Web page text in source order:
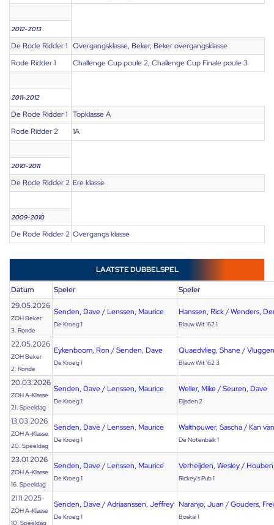
2012-2013
De Rode Ridder 1 Overgangsklasse, Beker, Beker overgangsklasse
Rode Ridder 1
Challenge Cup poule 2, Challenge Cup Finale poule 3
2011-2012
De Rode Ridder 1 Topklasse A
Rode Ridder 2
1A
2010-2011
De Rode Ridder 2 Ere klasse
2009-2010
De Rode Ridder 2 Overgangs klasse
LAATSTE DUBBELSPEL
Datum Speler
Speler
29.05.2026
ZOH Beker
3. Ronde
Senden, Dave/ Lenssen, Maurice
De Kroeg 1
Hanssen, Rick/Wenders,
Blauw Wit '62 1
22.05.2026
ZOH Beker
2. Ronde
Eykenboom, Ron /Senden, Dave
De Kroeg 1
Quaedvlieg, Shane/
Blauw Wit '62 3
20.03.2026
ZOH A-Klasse
21. Speeldag
Senden, Dave/ Lenssen, Maurice
De Kroeg 1
Weller, Mike/Seuren, Dave
Eijsden 2
13.03.2026
ZOH A-Klasse
20. Speeldag
Senden, Dave/ Lenssen, Maurice
De Kroeg 1
Walthouwer, Sascha/ Kan
De Notenbalk 1
23.01.2026
ZOH A-Klasse
16. Speeldag
Senden, Dave/ Lenssen, Maurice
De Kroeg 1
Verheijden, Wesley/
Rickey's Pub 1
21.11.2025
ZOH A-Klasse
10. Speeldag
Senden, Dave/Adriaanssen, Jeffrey
De Kroeg 1
Naranjo, Juan /Gouders,
Boskai 1